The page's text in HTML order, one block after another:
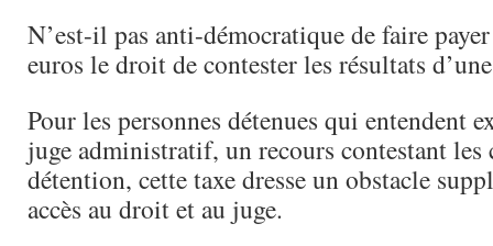
N’est-il pas anti-démocratique de faire
euros le droit de contester les résultats
Pour les personnes détenues qui entendent
juge administratif, un recours contestant
détention, cette taxe dresse un obstacle
accès au droit et au juge.